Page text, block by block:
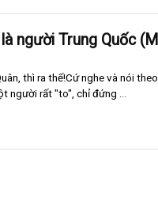
người Trung Quốc
thì ra thế!Cứ nghe và nói
người rất "to", chỉ đứng ...